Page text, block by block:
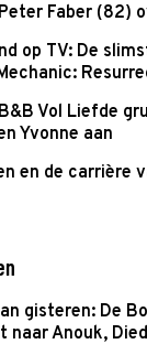
Faber (82)
op TV: De
Vol Liefde
Yvonne aan
en de carrière
gisteren: De
naar Anouk,